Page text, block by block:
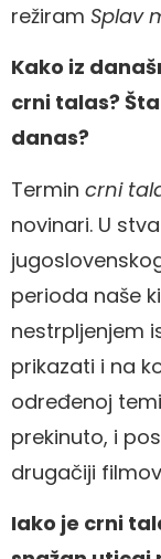
režiram Splav
Kako iz
crni talas?
danas?
Termin crni
novinari. U
perioda naše
nestrpljenjem
prikazati i na
određenoj
prekinuto, i
drugačiji
Iako je crni